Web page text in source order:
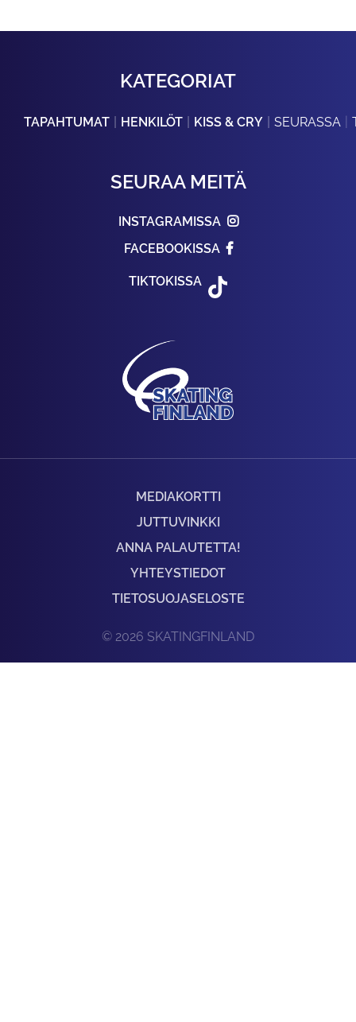
KATEGORIAT
TAPAHTUMAT HENKILÖT KISS & CRY SEURASSA
SEURAA MEITÄ
INSTAGRAMISSA
FACEBOOKISSA
TIKTOKISSA
MEDIAKORTTI
JUTTUVINKKI
ANNA PALAUTETTA!
YHTEYSTIEDOT
TIETOSUOJASELOSTE
© 2026 SKATINGFINLAND